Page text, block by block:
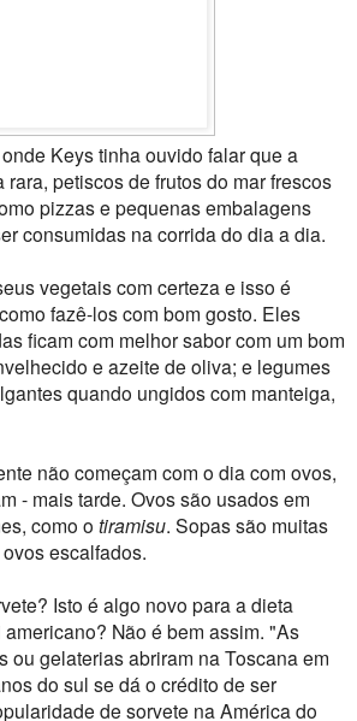
Keys tinha ouvido falar que a
petiscos de frutos do mar frescos
pizzas e pequenas embalagens
consumidas na corrida do dia a dia.
vegetais com certeza e isso é
fazê-los com bom gosto. Eles
ficam com melhor sabor com um bom
e azeite de oliva; e legumes
quando ungidos com manteiga,
não começam com o dia com ovos,
- mais tarde. Ovos são usados ​​em
como o tiramisu. Sopas são muitas
escalfados.
Isto é algo novo para a dieta
Não é bem assim. "As
ou gelaterias abriram na Toscana em
do sul se dá o crédito de ser
de sorvete na América do